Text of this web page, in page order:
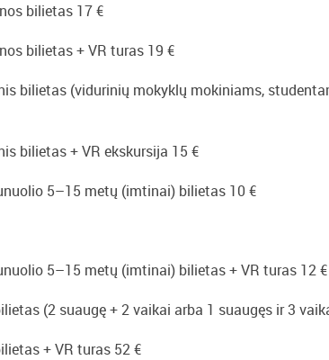
bilietas 17 €
bilietas + VR turas 19 €
bilietas (vidurinių mokyklų mokiniams,
bilietas + VR ekskursija 15 €
5–15 metų (imtinai) bilietas 10 €
5–15 metų (imtinai) bilietas + VR turas 12 €
(2 suaugę + 2 vaikai arba 1 suaugęs ir 3
+ VR turas 52 €